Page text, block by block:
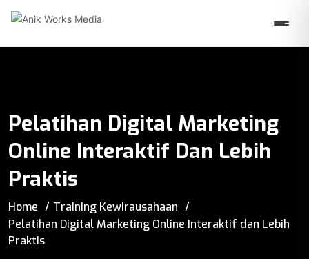
Pelatihan Digital Marketing
Online Interaktif Dan Lebih
Praktis
Home
Training Kewirausahaan
Pelatihan Digital Marketing Online Interaktif dan Lebih
Praktis